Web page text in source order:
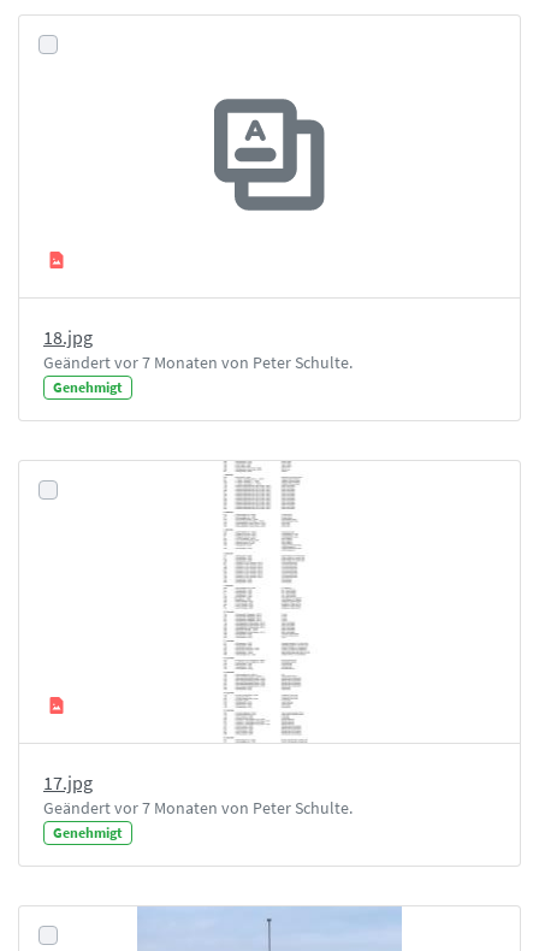
18.jpg
Geändert vor 7 Monaten von Peter Schulte.
Genehmigt
17.jpg
Geändert vor 7 Monaten von Peter Schulte.
Genehmigt